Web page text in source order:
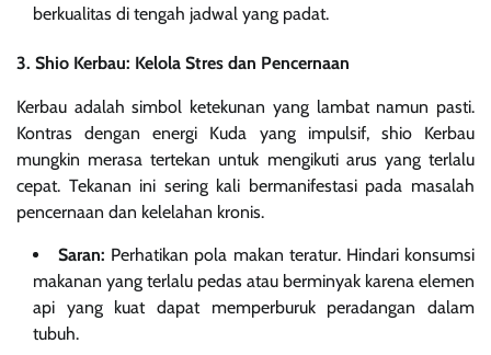
berkualitas di tengah jadwal yang padat.
3. Shio Kerbau: Kelola Stres dan Pencernaan
Kerbau adalah simbol ketekunan yang lambat namun pasti.
Kontras dengan energi Kuda yang impulsif, shio Kerbau
mungkin merasa tertekan untuk mengikuti arus yang terlalu
cepat. Tekanan ini sering kali bermanifestasi pada masalah
pencernaan dan kelelahan kronis.
Saran: Perhatikan pola makan teratur. Hindari konsumsi
makanan yang terlalu pedas atau berminyak karena elemen
api yang kuat dapat memperburuk peradangan dalam
tubuh.